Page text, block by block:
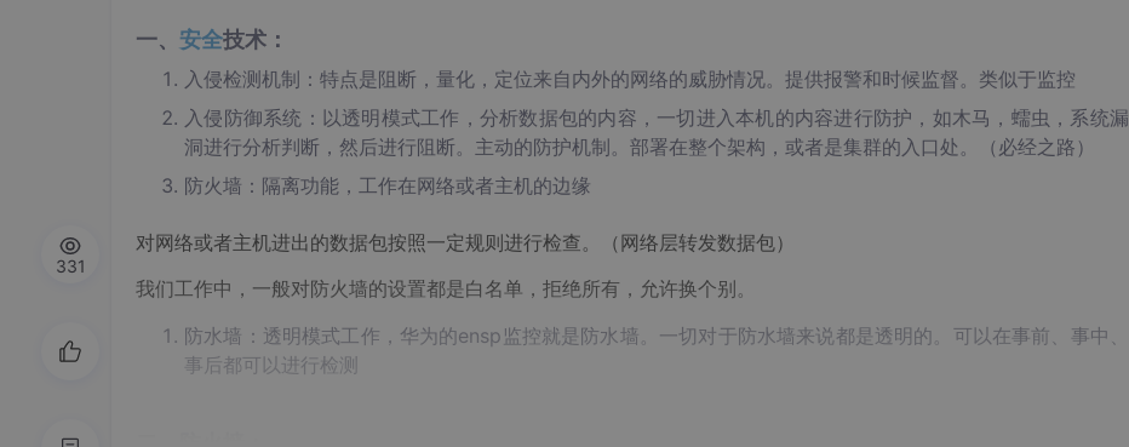
一、 安全技术：
入侵检测机制：特点是阻断，量化，定位来自内外的网络的威胁情况。提供报警和时候监督。类似于监控
入侵防御系统：以透明模式工作，分析数据包的内容，一切进入本机的内容进行防护，如木马，蠕虫，系统漏
洞进行分析判断，然后进行阻断。主动的防护机制。部署在整个架构，或者是集群的入口处。（必经之路）
防火墙：隔离功能，工作在网络或者主机的边缘
对网络或者主机进出的数据包按照一定规则进行检查。（网络层转发数据包）
我们工作中，一般对防火墙的设置都是白名单，拒绝所有，允许换个别。
防水墙：透明模式工作，华为的ensp监控就是防水墙。一切对于防水墙来说都是透明的。可以在事前、事中、
事后都可以进行检测
331